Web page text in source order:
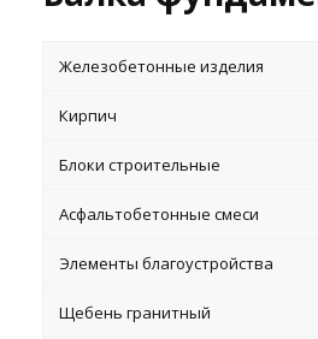
Железобетонные изделия
Кирпич
Блоки строительные
Асфальтобетонные смеси
Элементы благоустройства
Щебень гранитный